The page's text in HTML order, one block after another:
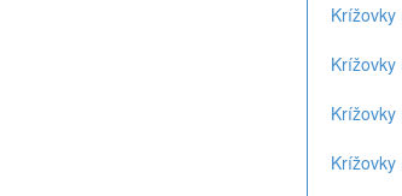
Krížovky
Krížovky
Krížovky
Krížovky